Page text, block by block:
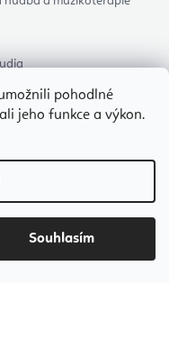
pohodlné
jeho funkce a výkon.
Souhlasím
spánek